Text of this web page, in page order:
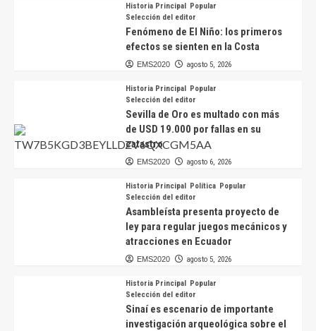
Historia Principal Popular
Selección del editor
Fenómeno de El Niño: los primeros
efectos se sienten en la Costa
EMS2020 agosto 5, 2026
Historia Principal Popular
Selección del editor
Sevilla de Oro es multado con más
de USD 19.000 por fallas en su
catastro
EMS2020 agosto 6, 2026
Historia Principal Política Popular
Selección del editor
Asambleísta presenta proyecto de
ley para regular juegos mecánicos y
atracciones en Ecuador
EMS2020 agosto 5, 2026
Historia Principal Popular
Selección del editor
Sinaí es escenario de importante
investigación arqueológica sobre el